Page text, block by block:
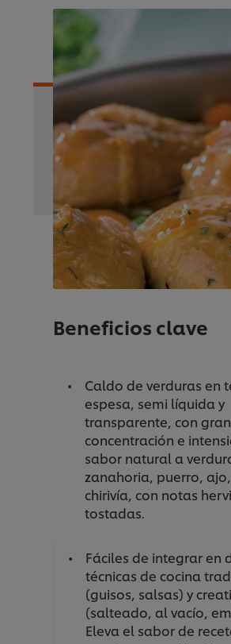
Beneficios clave
Caldo de verduras en
espesa, semi líquida y
transparente, con gran
concentración e
sabor natural a
zanahoria, puerro,
chirivía, con notas
tostadas.
Fáciles de integrar en
técnicas de cocina
(guisos, salsas) y
(salteado, al vacío,
Eleva el sabor de